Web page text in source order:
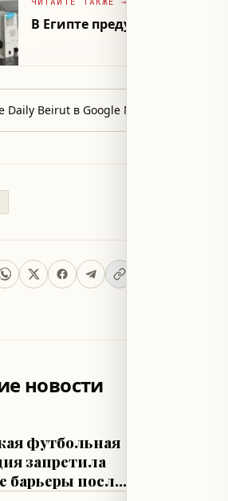
В Египте предупреждают о
Daily Beirut в Google News, чтобы
новости
футбольная
запретила
барьеры после